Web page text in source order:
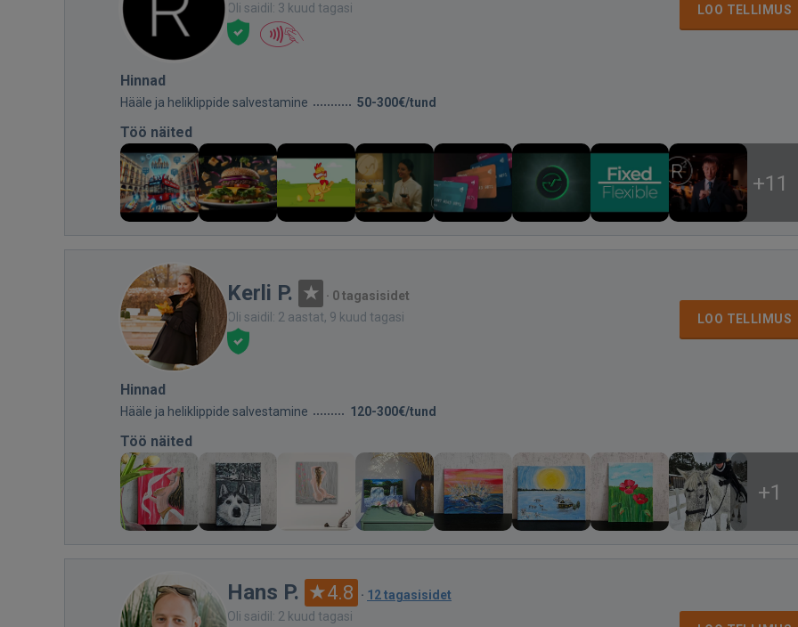
Oli saidil: 3 kuud tagasi
LOO TELLIMUS
Hinnad
Hääle ja heliklippide salvestamine 50-300€/tund
Töö näited
+11
Kerli P. · 0 tagasisidet
Oli saidil: 2 aastat, 9 kuud tagasi
LOO TELLIMUS
Hinnad
Hääle ja heliklippide salvestamine 120-300€/tund
Töö näited
+1
Hans P. 4.8 · 12 tagasisidet
Oli saidil: 2 kuud tagasi